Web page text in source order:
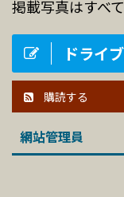
掲載写真はすべ
ドライ
購読する
網站管理員